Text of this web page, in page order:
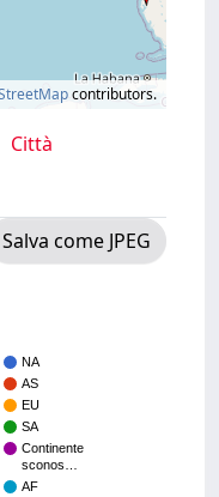
contributors.
Città
Salva come JPEG
NA
AS
EU
SA
Continente
sconos…
AF